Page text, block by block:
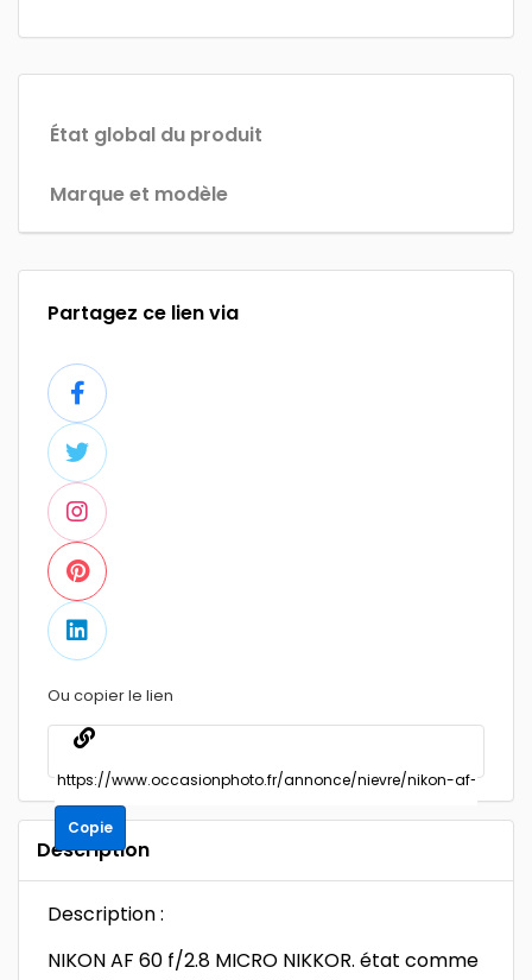
État global du produit
Marque et modèle
Partagez ce lien via
Ou copier le lien
Copie
Description
Description :
NIKON AF 60 f/2.8 MICRO NIKKOR. état comme